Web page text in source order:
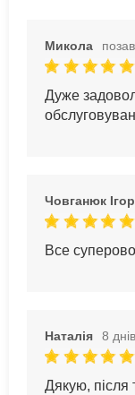
Микола
Дуже
Човганюк
Все
Наталія 8
Дякую, після